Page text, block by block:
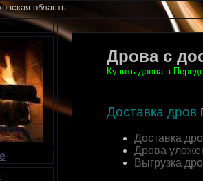
Московская область
Дрова с
Купить дрова в
Доставка дров
Доставка
Дрова
Выгрузка